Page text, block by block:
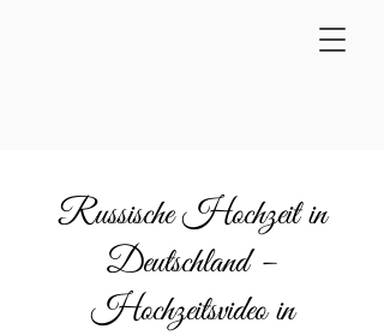
Russische Hochzeit in
Deutschland –
Hochzeitsvideo in